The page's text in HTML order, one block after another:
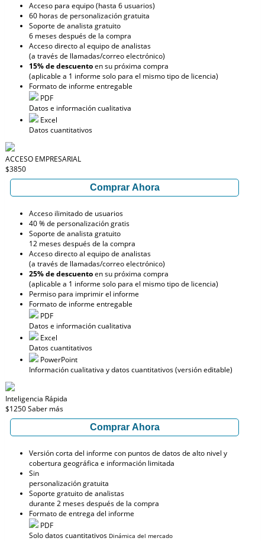
Acceso para equipo (hasta 6 usuarios)
60 horas de personalización gratuita
Soporte de analista gratuito
6 meses después de la compra
Acceso directo al equipo de analistas
(a través de llamadas/correo electrónico)
15% de descuentoen su próxima compra
(aplicable a 1 informe solo para el mismo tipo de licencia)
Formato de informe entregable
PDF
Datos e información cualitativa
Excel
Datos cuantitativos
ACCESO EMPRESARIAL
$3850
Comprar Ahora
Acceso ilimitado de usuarios
40 % de personalización gratis
Soporte de analista gratuito
12 meses después de la compra
Acceso directo al equipo de analistas
(a través de llamadas/correo electrónico)
25% de descuentoen su próxima compra
(aplicable a 1 informe solo para el mismo tipo de licencia)
Permiso para imprimir el informe
Formato de informe entregable
PDF
Datos e información cualitativa
Excel
Datos cuantitativos
PowerPoint
Información cualitativa y datos cuantitativos (versión editable)
Inteligencia Rápida
$1250Saber más
Comprar Ahora
Versión corta del informe con puntos de datos de alto nivel y
cobertura geográfica e información limitada
Sin
personalización gratuita
Soporte gratuito de analistas
durante 2 meses después de la compra
Formato de entrega del informe
PDF
Solo datos cuantitativos Dinámica del mercado